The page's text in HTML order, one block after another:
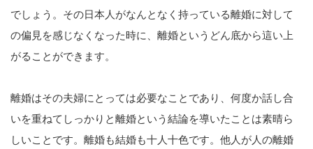
でしょう。その日本人がなんとなく持っている離婚に対して
の偏見を感じなくなった時に、離婚というどん底から這い上
がることができます。
離婚はその夫婦にとっては必要なことであり、何度か話し合
いを重ねてしっかりと離婚という結論を導いたことは素晴ら
しいことです。離婚も結婚も十人十色です。他人が人の離婚